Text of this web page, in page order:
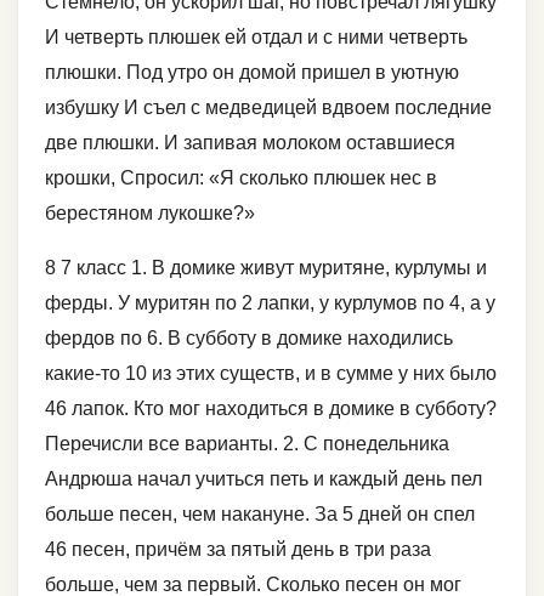
И четверть плюшек ей отдал и с ними четверть
плюшки. Под утро он домой пришел в уютную
избушку И съел с медведицей вдвоем последние
две плюшки. И запивая молоком оставшиеся
крошки, Спросил: «Я сколько плюшек нес в
берестяном лукошке?»
8 7 класс 1. В домике живут муритяне, курлумы и
ферды. У муритян по 2 лапки, у курлумов по 4, а у
фердов по 6. В субботу в домике находились
какие-то 10 из этих существ, и в сумме у них было
46 лапок. Кто мог находиться в домике в субботу?
Перечисли все варианты. 2. С понедельника
Андрюша начал учиться петь и каждый день пел
больше песен, чем накануне. За 5 дней он спел
46 песен, причём за пятый день в три раза
больше, чем за первый. Сколько песен он мог